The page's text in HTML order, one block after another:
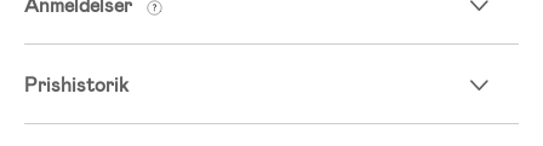
Anmeldelser
Prishistorik